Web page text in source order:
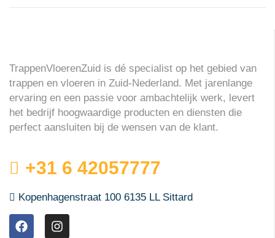
TrappenVloerenZuid is dé specialist op het gebied van
trappen en vloeren in Zuid-Nederland. Met jarenlange
ervaring en een passie voor ambachtelijk werk, levert
het bedrijf hoogwaardige producten en diensten die
perfect aansluiten bij de wensen van de klant.
+31 6 42057777
Kopenhagenstraat 100 6135 LL Sittard